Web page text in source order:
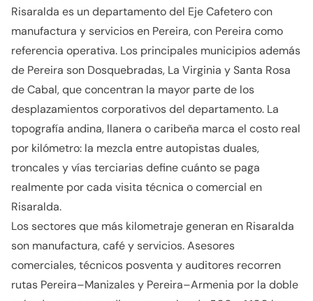
Risaralda es un departamento del Eje Cafetero con
manufactura y servicios en Pereira, con Pereira como
referencia operativa. Los principales municipios además
de Pereira son Dosquebradas, La Virginia y Santa Rosa
de Cabal, que concentran la mayor parte de los
desplazamientos corporativos del departamento. La
topografía andina, llanera o caribeña marca el costo real
por kilómetro: la mezcla entre autopistas duales,
troncales y vías terciarias define cuánto se paga
realmente por cada visita técnica o comercial en
Risaralda.
Los sectores que más kilometraje generan en Risaralda
son manufactura, café y servicios. Asesores
comerciales, técnicos posventa y auditores recorren
rutas Pereira–Manizales y Pereira–Armenia por la doble